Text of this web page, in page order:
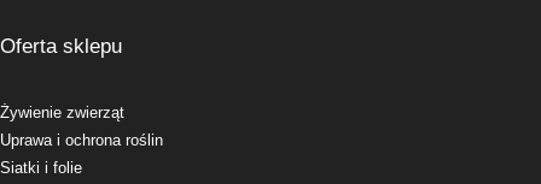
Oferta sklepu
Żywienie zwierząt
Uprawa i ochrona roślin
Siatki i folie